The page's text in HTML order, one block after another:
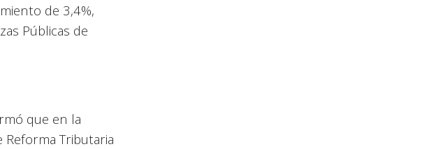
de 3,4%,
Públicas de
que en la
Tributaria